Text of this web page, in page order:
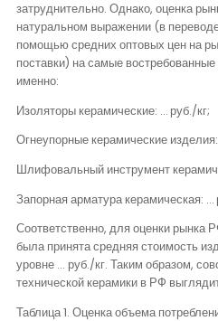
затруднительно. Однако, оценка
натуральном выражении (в
помощью средних оптовых цен на
поставки) на самые
именно:
Изоляторы керамические: … руб./кг;
Огнеупорные керамические
Шлифовальный инструмент
Запорная арматура керамическая: …
Соответственно, для оценки рынка
была принята средняя стоимость
уровне ... руб./кг. Таким образом,
технической керамики в РФ
Таблица 1. Оценка объема